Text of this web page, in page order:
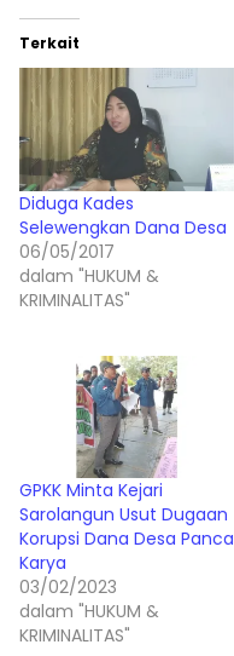
Terkait
Diduga Kades
Selewengkan Dana Desa
06/05/2017
dalam "HUKUM &
KRIMINALITAS"
GPKK Minta Kejari
Sarolangun Usut Dugaan
Korupsi Dana Desa Panca
Karya
03/02/2023
dalam "HUKUM &
KRIMINALITAS"